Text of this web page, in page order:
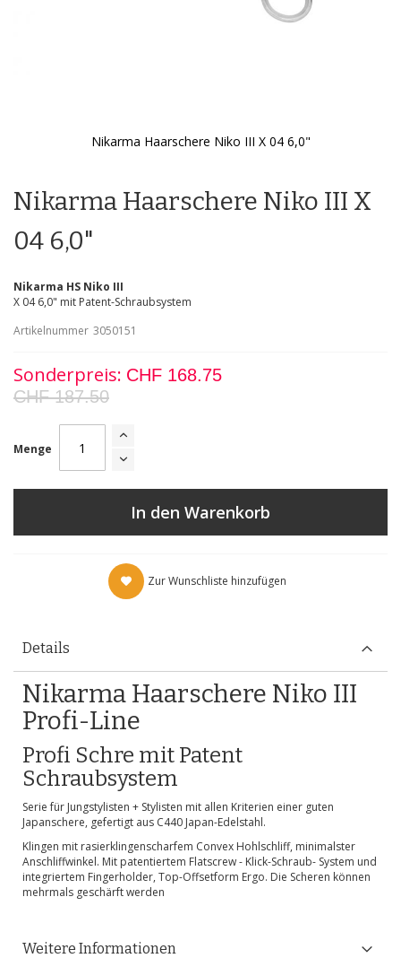
Nikarma Haarschere Niko III X 04 6,0"
der
Bildgalerie
Nikarma Haarschere Niko III X
04 6,0"
Nikarma HS Niko III
X 04 6,0" mit Patent-Schraubsystem
Artikelnummer 3050151
Sonderpreis CHF 168.75
CHF 187.50
Menge
In den Warenkorb
Zur Wunschliste hinzufügen
Details
Nikarma Haarschere Niko III
Profi-Line
Profi Schre mit Patent
Schraubsystem
Serie für Jungstylisten + Stylisten mit allen Kriterien einer guten
Japanschere, gefertigt aus C440 Japan-Edelstahl.
Klingen mit rasierklingenscharfem Convex Hohlschliff, minimalster
Anschliffwinkel. Mit patentiertem Flatscrew - Klick-Schraub- System und
integriertem Fingerholder, Top-Offsetform Ergo. Die Scheren können
mehrmals geschärft werden
Weitere Informationen